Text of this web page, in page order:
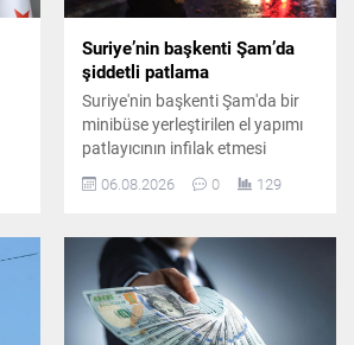
Suriye’nin başkenti Şam’da
şiddetli patlama
Suriye'nin başkenti Şam'da bir
minibüse yerleştirilen el yapımı
patlayıcının infilak etmesi
bildirildi. Saldırının Ceramana
açıklandı.
06.08.2026 0 129